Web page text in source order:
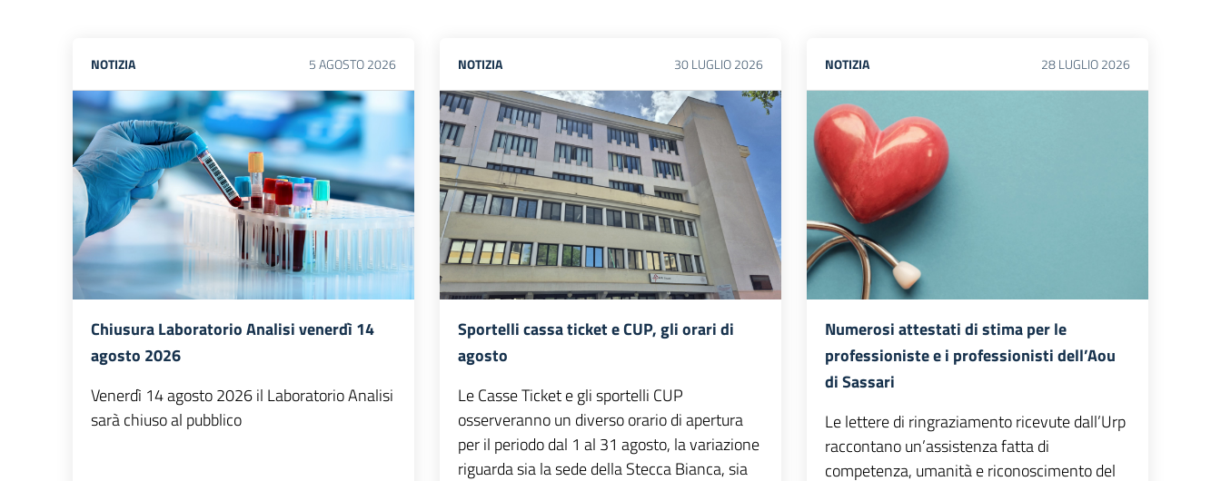
NOTIZIA 5AGOSTO2026
Chiusura Laboratorio Analisi venerdì 14
agosto 2026
Venerdì 14 agosto 2026 il Laboratorio Analisi
sarà chiuso al pubblico
NOTIZIA 30LUGLIO2026
Sportelli cassa ticket e CUP, gli orari di
agosto
Le Casse Ticket e gli sportelli CUP
osserveranno un diverso orario di apertura
per il periodo dal 1 al 31 agosto, la variazione
riguarda sia la sede della Stecca Bianca, sia
NOTIZIA 28LUGLIO2026
Numerosi attestati di stima per le
professioniste e i professionisti dell’Aou
di Sassari
Le lettere di ringraziamento ricevute dall’Urp
raccontano un’assistenza fatta di
competenza, umanità e riconoscimento del